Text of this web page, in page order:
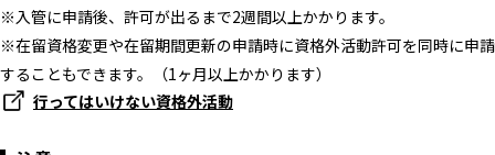
※入管に申請後、許可が出るまで2週間以上かかります。
※在留資格変更や在留期間更新の申請時に資格外活動許可を同時に申請
することもできます。（1ヶ月以上かかります）
行ってはいけない資格外活動